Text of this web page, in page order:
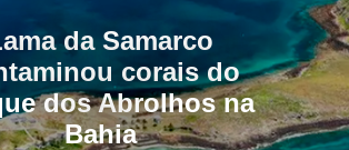
da Samarco
corais do
dos Abrolhos na
Bahia